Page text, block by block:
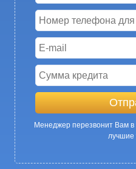
Менеджер перезвонит Вам
лучшие